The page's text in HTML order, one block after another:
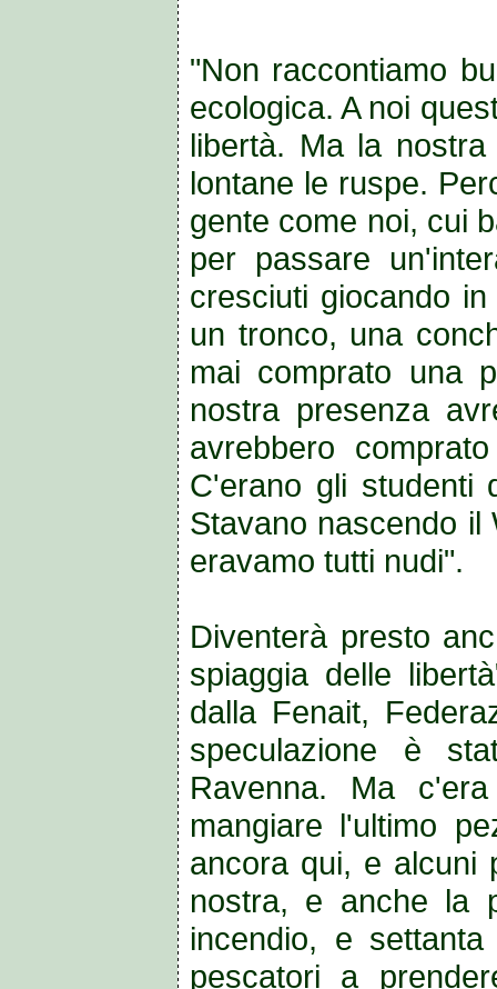
"Non raccontiamo
ecologica. A noi
libertà. Ma la
lontane le ruspe.
gente come noi, cui
per passare
cresciuti giocando
un tronco, una
mai comprato una
nostra presenza
avrebbero
C'erano gli studenti
Stavano nascendo
eravamo tutti nudi".
Diventerà presto
spiaggia delle
dalla Fenait,
speculazione è
Ravenna. Ma
mangiare l'ultimo
ancora qui, e alcuni
nostra, e anche la
incendio, e
pescatori a